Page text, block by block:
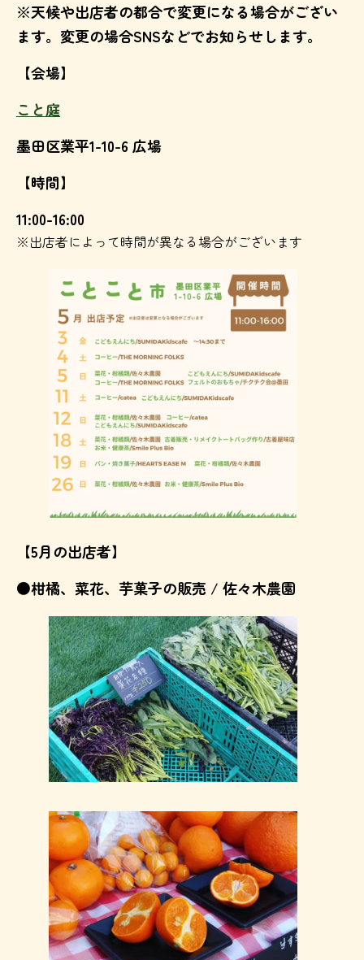
※天候や出店者の都合で変更になる場合がござい
ます。変更の場合SNSなどでお知らせします。
【会場】
こと庭
墨田区業平1-10-6 広場
【時間】
11:00-16:00
※出店者によって時間が異なる場合がございます
【5月の出店者】
●柑橘、菜花、芋菓子の販売 / 佐々木農園